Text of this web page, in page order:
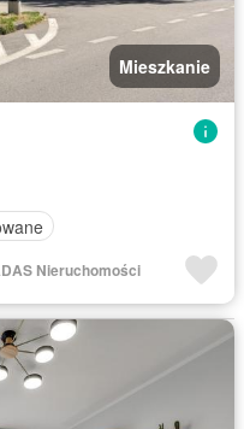
Mieszkanie
Nieruchomości